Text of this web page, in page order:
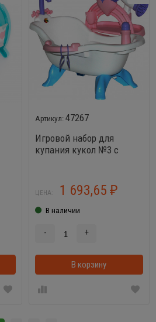
В корзинке
47267
Игровой набор для
купания кукол №3 с
ЦЕНА: 1 693,65 ₽
В наличии
- +
В корзину